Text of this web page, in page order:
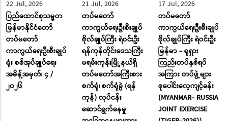
22 Jul, 2026
ပြည်ထောင်စုသမ္မတ
မြန်မာနိုင်ငံတော်
တပ်မတော်
ကာကွယ်ရေးဦးစီးချုပ်
ရုံး စစ်အုပ်ချုပ်ရေး
အမိန့်အမှတ်၊ ၄ /
၂၀၂၆
21 Jul, 2026
တပ်မတော်
ကာကွယ်ရေးဦးစီးချုပ်
ဗိုလ်ချုပ်ကြီး ရဲဝင်းဦး
ရန်ကုန်တိုင်းဒေသကြီး
မရမ်းကုန်းမြို့နယ်ရှိ
တပ်မတော်အကြီးစား
စက်ရုံ၊ စက်ရုံခွဲ (ရန်
ကုန်) လုပ်ငန်း
ဆောင်ရွက်နေမှု
17 Jul, 2026
တပ်မတော်
ကာကွယ်ရေးဦးစီးချုပ်
ဗိုလ်ချုပ်ကြီး ရဲဝင်းဦး
မြန်မာ - ရုရှား
ကြည်းတပ်နှစ်ရပ်
အကြား တပ်ဖွဲ့များ
စုပေါင်းလေ့ကျင့်ခန်း
(MYANMAR- RUSSIA
JOINT EXERCISE